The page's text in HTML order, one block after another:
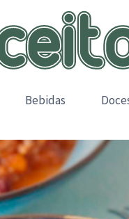
Bebidas